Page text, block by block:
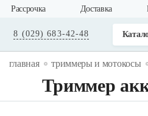
Рассрочка Доставка
8 (029) 683-42-48
главная триммеры и мотокосы
Триммер